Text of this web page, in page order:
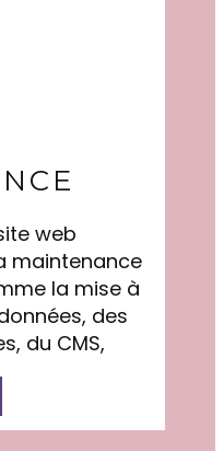
web
maintenance
la mise à
des
du CMS,